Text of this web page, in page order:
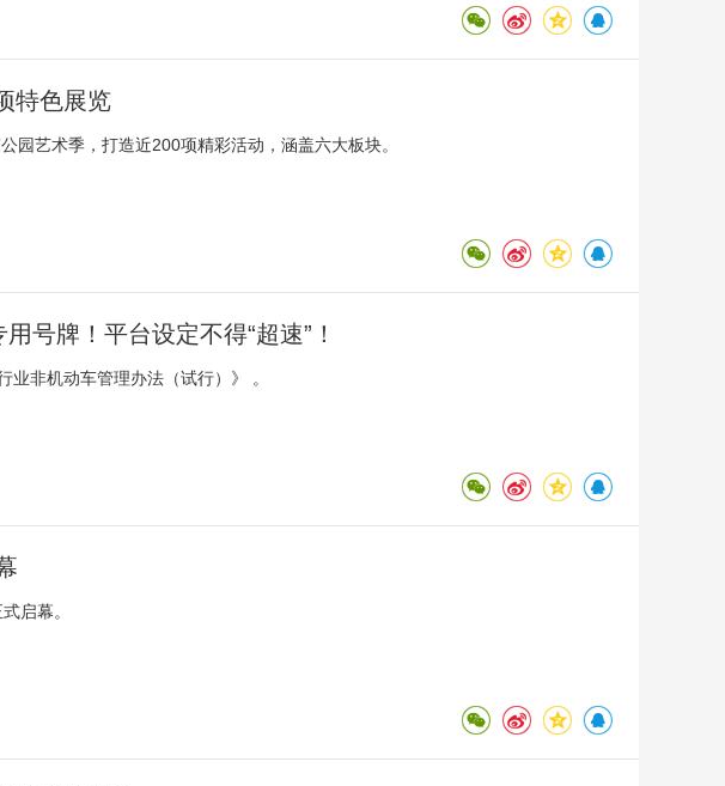
特色展览
园艺术季，打造近200项精彩活动，涵盖六大板块。
号牌！平台设定不得“超速”！
非机动车管理办法（试行）》 。
启幕。